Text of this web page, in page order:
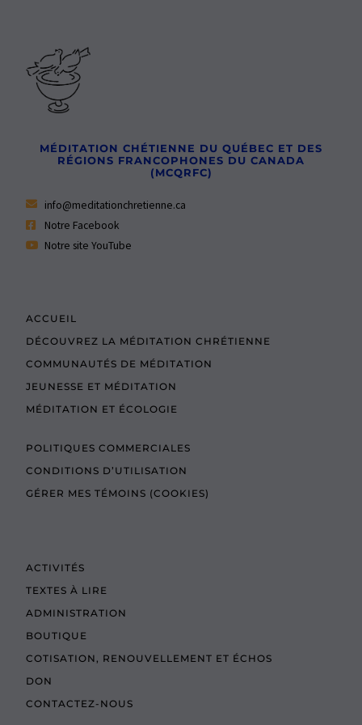
MÉDITATION CHÉTIENNE DU QUÉBEC ET DES
RÉGIONS FRANCOPHONES DU CANADA
(MCQRFC)
info@meditationchretienne.ca
Notre Facebook
Notre site YouTube
ACCUEIL
DÉCOUVREZ LA MÉDITATION CHRÉTIENNE
COMMUNAUTÉS DE MÉDITATION
JEUNESSE ET MÉDITATION
MÉDITATION ET ÉCOLOGIE
POLITIQUES COMMERCIALES
CONDITIONS D’UTILISATION
GÉRER MES TÉMOINS (COOKIES)
ACTIVITÉS
TEXTES À LIRE
ADMINISTRATION
BOUTIQUE
COTISATION, RENOUVELLEMENT ET ÉCHOS
DON
CONTACTEZ-NOUS